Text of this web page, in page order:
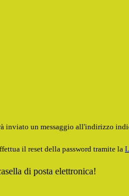
inviato un messaggio all'indirizzo
il reset della password tramite la
di posta elettronica!